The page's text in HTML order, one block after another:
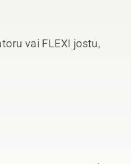
vai FLEXI jostu,